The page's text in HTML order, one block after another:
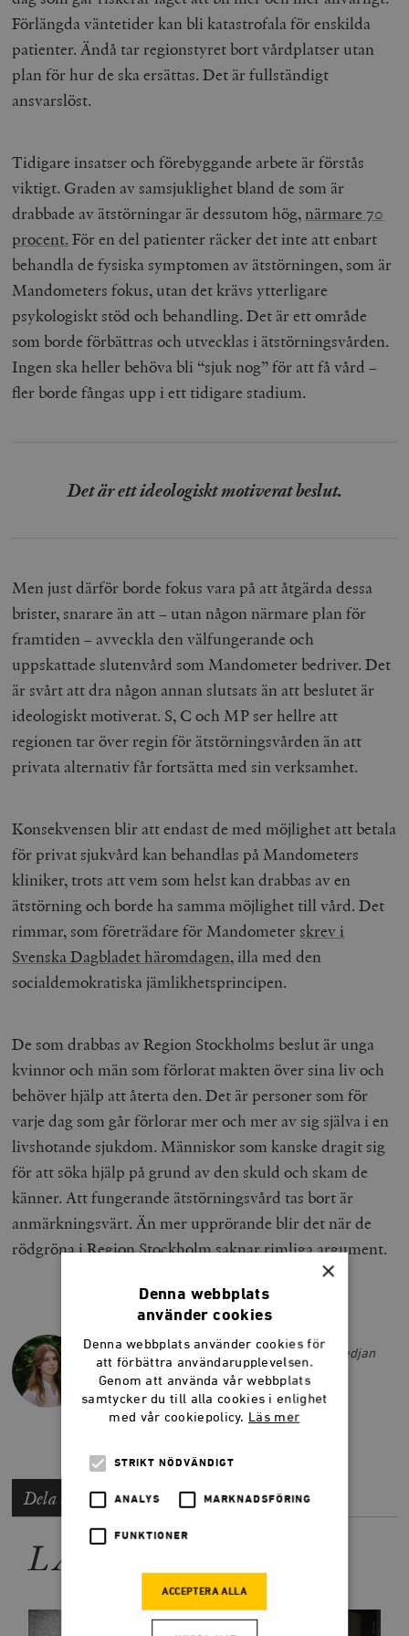
Förlängda väntetider kan bli katastrofala för enskilda
patienter. Ändå tar regionstyret bort vårdplatser utan
plan för hur de ska ersättas. Det är fullständigt
ansvarslöst.
Tidigare insatser och förebyggande arbete är förstås
viktigt. Graden av samsjuklighet bland de som är
drabbade av ätstörningar är dessutom hög, närmare 70
procent. För en del patienter räcker det inte att enbart
behandla de fysiska symptomen av ätstörningen, som är
Mandometers fokus, utan det krävs ytterligare
psykologiskt stöd och behandling. Det är ett område
som borde förbättras och utvecklas i ätstörningsvården.
Ingen ska heller behöva bli “sjuk nog” för att få vård –
fler borde fångas upp i ett tidigare stadium.
Det är ett ideologiskt motiverat beslut.
Men just därför borde fokus vara på att åtgärda dessa
brister, snarare än att – utan någon närmare plan för
framtiden – avveckla den välfungerande och
uppskattade slutenvård som Mandometer bedriver. Det
är svårt att dra någon annan slutsats än att beslutet är
ideologiskt motiverat. S, C och MP ser hellre att
regionen tar över regin för ätstörningsvården än att
privata alternativ får fortsätta med sin verksamhet.
Konsekvensen blir att endast de med möjlighet att betala
för privat sjukvård kan behandlas på Mandometers
kliniker, trots att vem som helst kan drabbas av en
ätstörning och borde ha samma möjlighet till vård. Det
rimmar, som företrädare för Mandometer skrev i
Svenska Dagbladet häromdagen, illa med den
socialdemokratiska jämlikhetsprincipen.
De som drabbas av Region Stockholms beslut är unga
kvinnor och män som förlorat makten över sina liv och
behöver hjälp att återta den. Det är personer som för
varje dag som går förlorar mer och mer av sig själva i en
livshotande sjukdom. Människor som kanske dragit sig
för att söka hjälp på grund av den skuld och skam de
känner. Att fungerande ätstörningsvård tas bort är
anmärkningsvärt. Än mer upprörande blir det när de
rödgröna i Region Stockholm saknar rimliga argument.
THEA ERLANDSSON
Thea Erlandsson är ledarskribent på Smedjan
sommaren 2024.
thea.erlandsson@timbro.se
Dela artikeln
LÄS MER
×
Denna webbplats
använder cookies
Denna webbplats använder cookies för
att förbättra användarupplevelsen.
Genom att använda vår webbplats
samtycker du till alla cookies i enlighet
med vår cookiepolicy. Läs mer
STRIKT NÖDVÄNDIGT
ANALYS MARKNADSFÖRING
FUNKTIONER
ACCEPTERA ALLA